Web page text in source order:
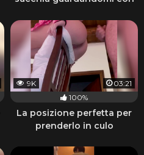
9K
03:21
100%
La posizione perfetta per
prenderlo in culo